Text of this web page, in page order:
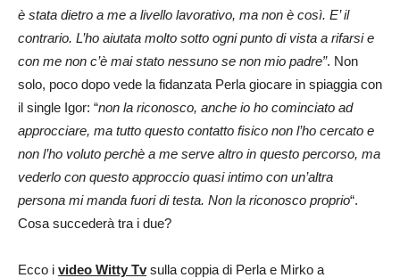
è stata dietro a me a livello lavorativo, ma non è così. E’ il
contrario. L’ho aiutata molto sotto ogni punto di vista a rifarsi e
con me non c’è mai stato nessuno se non mio padre”. Non
solo, poco dopo vede la fidanzata Perla giocare in spiaggia con
il single Igor: “non la riconosco, anche io ho cominciato ad
approcciare, ma tutto questo contatto fisico non l’ho cercato e
non l’ho voluto perchè a me serve altro in questo percorso, ma
vederlo con questo approccio quasi intimo con un’altra
persona mi manda fuori di testa. Non la riconosco proprio“.
Cosa succederà tra i due?
Ecco i video Witty Tvsulla coppia di Perla e Mirko a